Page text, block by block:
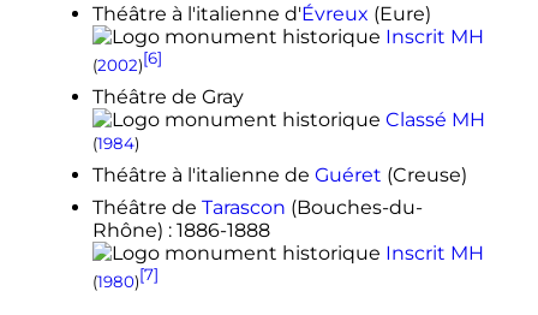
Théâtre à l'italienne d'Évreux (Eure)
Inscrit MH
(2002)[6]
Théâtre de Gray
Classé MH
(1984)
Théâtre à l'italienne de Guéret (Creuse)
Théâtre de Tarascon (Bouches-du-
Rhône) : 1886-1888
Inscrit MH
(1980)[7]